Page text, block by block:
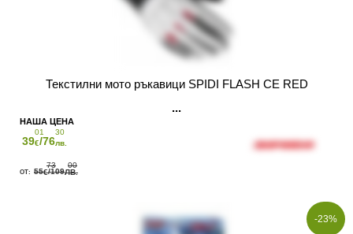
Текстилни мото ръкавици SPIDI FLASH CE RED
39
01
€/76
30
лв.
55
73
€/109
00
ЛВ.
-23%